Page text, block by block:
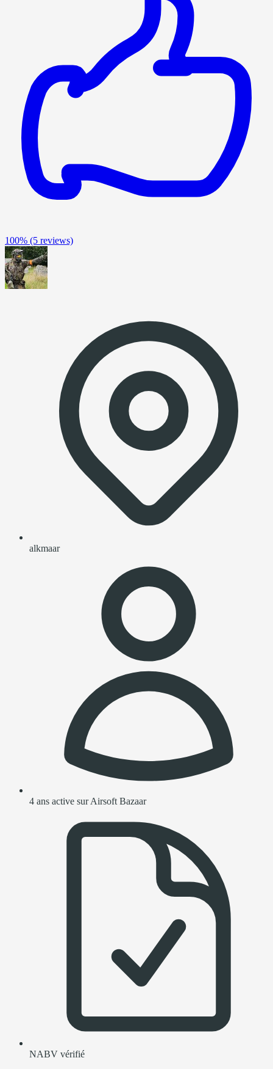
100% (5 reviews)
alkmaar
4 ans active sur Airsoft Bazaar
NABV vérifié